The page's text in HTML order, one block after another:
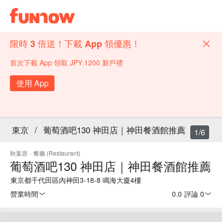
限時 3 倍送！下載 App 領優惠！
首次下載 App 領取 JPY 1200 新戶禮
使用 App
東京 / 葡萄酒吧130 神田店｜神田餐酒館推薦
秋葉原 · 餐廳 (Restaurant)
葡萄酒吧130 神田店｜神田餐酒館推薦
東京都千代田區內神田3-18-8 鳴海大廈4樓
營業時間
0.0 評論 0
1/6